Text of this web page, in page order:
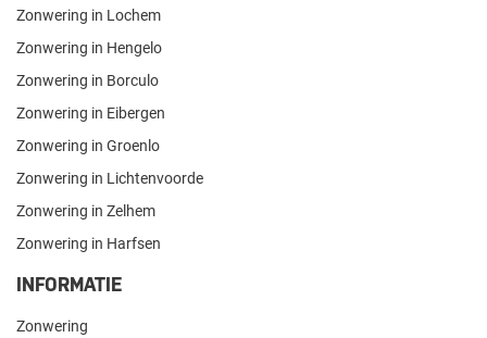
Zonwering in Lochem
Zonwering in Hengelo
Zonwering in Borculo
Zonwering in Eibergen
Zonwering in Groenlo
Zonwering in Lichtenvoorde
Zonwering in Zelhem
Zonwering in Harfsen
INFORMATIE
Zonwering